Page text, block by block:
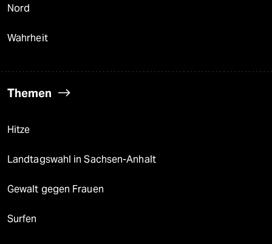
Nord
Wahrheit
Themen
Hitze
Landtagswahl in Sachsen-Anhalt
Gewalt gegen Frauen
Surfen